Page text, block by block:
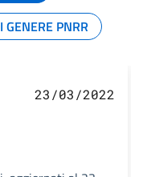
GENERE PNRR
23/03/2022